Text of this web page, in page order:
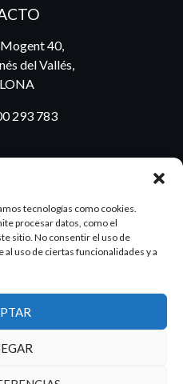
tecnologías como cookies.
procesar datos, como el
sitio. No consentir el uso de
uso de ciertas funcionalidades y a
40,
del Vallés,
293 783
reservados.